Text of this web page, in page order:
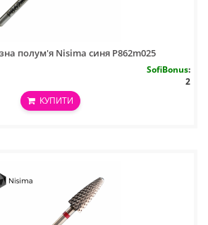
полум'я Nisima синя P862m025
SofiBonus:
2
КУПИТИ